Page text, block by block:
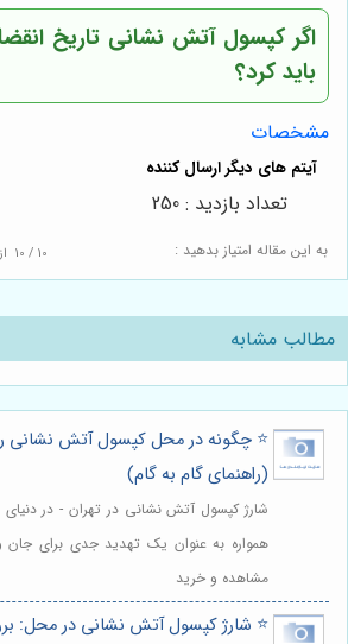
اگر کپسول آتش نشانی تاریخ
باید کرد؟
مشخصات
به این مقاله امتیاز بدهید : 10 / 10 از
تعداد بازدید : 250
مطالب مشابه
⭐️ چگونه در محل کپسول آتش نشانی
(راهنمای گام به گام)
شارژ کپسول آتش نشانی در تهران - در
همواره به عنوان یک تهدید جدی برای
مشاهده و خرید
⭐️ شارژ کپسول آتش نشانی در محل: